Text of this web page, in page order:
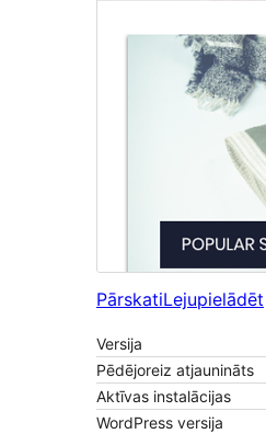
PārskatiLejupielādēt
Versija
Pēdējoreiz atjaunināts
Aktīvas instalācijas
WordPress versija